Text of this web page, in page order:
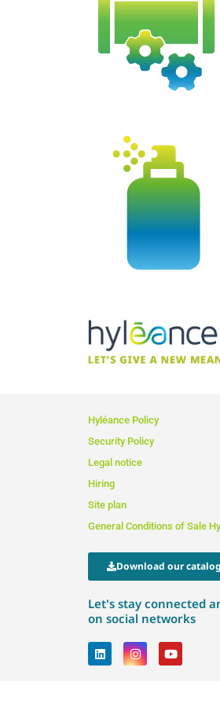
Hyléance Policy
Security Policy
Legal notice
Hiring
Site plan
General Conditions of Sale
Download our catalog
Let's stay connected
on social networks